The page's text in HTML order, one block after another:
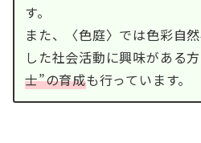
す。
また、〈色庭〉では色彩自
した社会活動に興味がある
士”の育成も行っています。